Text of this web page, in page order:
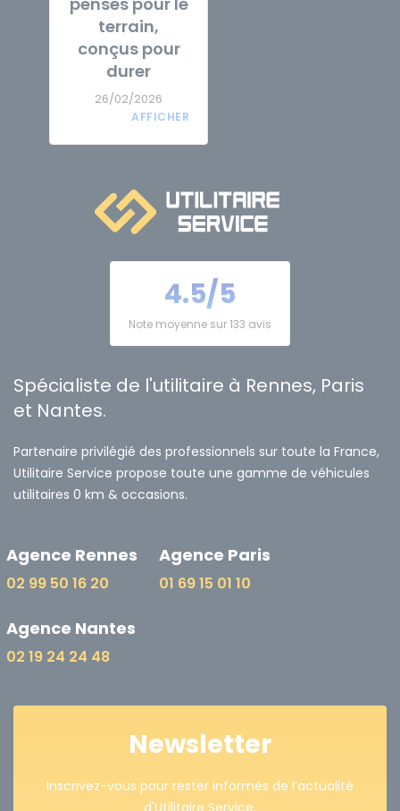
terrain,
conçus pour
durer
26/02/2026
4.5/5
Note moyenne sur 133 avis
Spécialiste de l'utilitaire à Rennes, Paris
et Nantes.
Partenaire privilégié des professionnels sur toute la France,
Utilitaire Service propose toute une gamme de véhicules
utilitaires 0 km & occasions.
Agence Rennes
02 99 50 16 20
Agence Paris
01 69 15 01 10
Agence Nantes
02 19 24 24 48
Newsletter
Inscrivez-vous pour rester informés de l’actualité
d'Utilitaire Service.